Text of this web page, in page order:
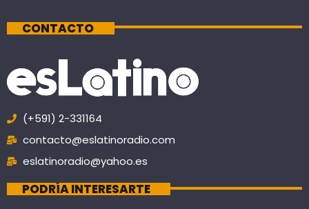
CONTACTO
(+591) 2-331164
contacto@eslatinoradio.com
eslatinoradio@yahoo.es
PODRÍA INTERESARTE